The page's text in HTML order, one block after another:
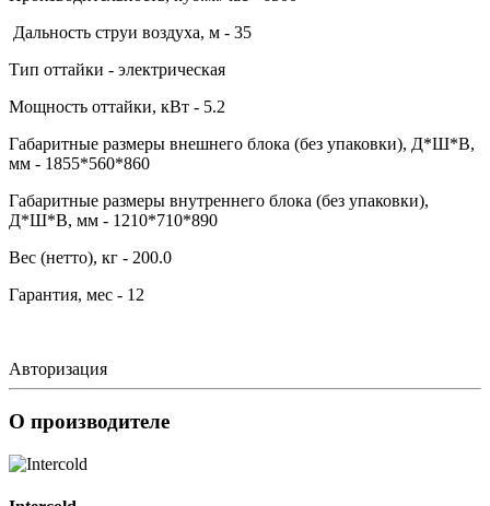
Дальность струи воздуха, м - 35
Тип оттайки - электрическая
Мощность оттайки, кВт - 5.2
Габаритные размеры внешнего блока (без упаковки), Д*Ш*В,
мм - 1855*560*860
Габаритные размеры внутреннего блока (без упаковки),
Д*Ш*В, мм - 1210*710*890
Вес (нетто), кг - 200.0
Гарантия, мес - 12
Авторизация
О производителе